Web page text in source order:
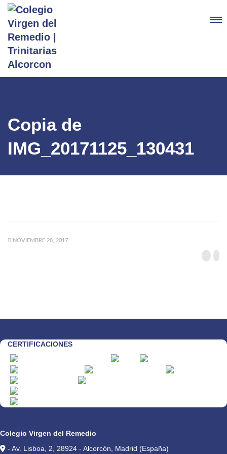
Copia de
IMG_20171125_130431
NOVIEMBRE 28, 2017
CERTIFICACIONES
Colegio Virgen del Remedio
- Av. Lisboa, 2, 28924 - Alcorcón, Madrid (España)